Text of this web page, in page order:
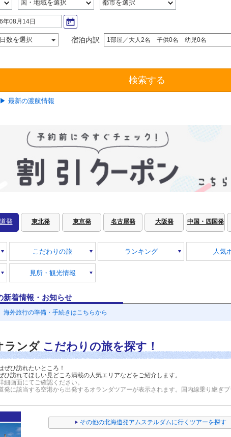
年08月14日
数を選択 宿泊内訳 1部屋／大人2名 子供0名 幼児0名
検索する
▶ 最新の渡航情報
発 東北発 東京発 名古屋発 大阪発 中国・四国発
こだわりの旅 ランキング 人気
見所・観光情報
新着情報・お知らせ
海外旅行の準備・手続きはこちらから
ランダ こだわりの旅を探す！
ぜひ訪れたいところ！
ひ訪れてほしい見どころ満載の人気エリアなどをご紹介します。
画面にてご確認ください。
に該当する空港から出発するオランダツアーが表示されます。 国内線乗り継ぎ
その他の北海道発アムステルダムに行くツアーを探す